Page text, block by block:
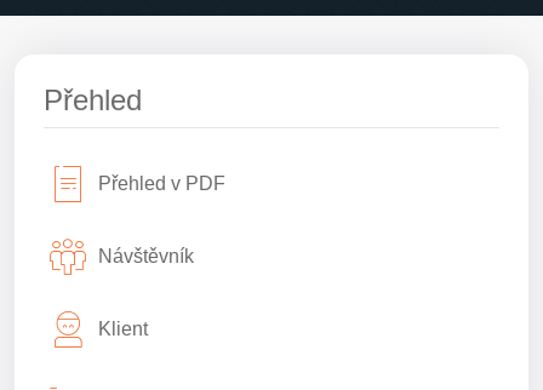
Přehled
Přehled v PDF
Návštěvník
Klient